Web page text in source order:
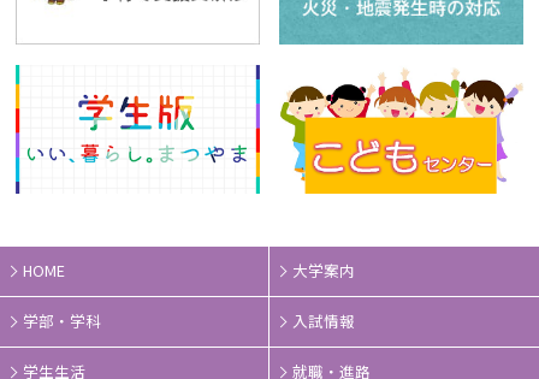
HOME 大学案内
学部・学科 入試情報
学生生活 就職・進路